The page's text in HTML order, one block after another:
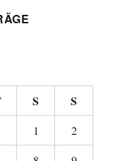
S S
1
2